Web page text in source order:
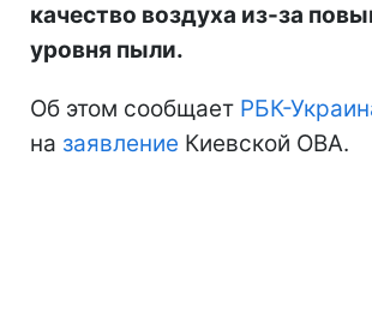
качество воздуха из-за
уровня пыли.
Об этом сообщает РБК-
на заявление Киевской ОВА.